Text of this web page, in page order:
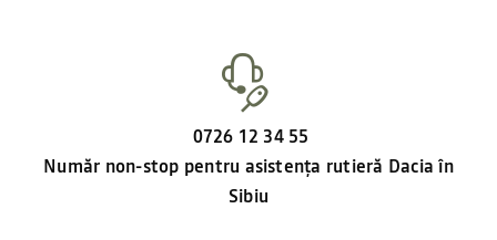
0726 12 34 55
Număr non-stop pentru asistența rutieră Dacia în
Sibiu